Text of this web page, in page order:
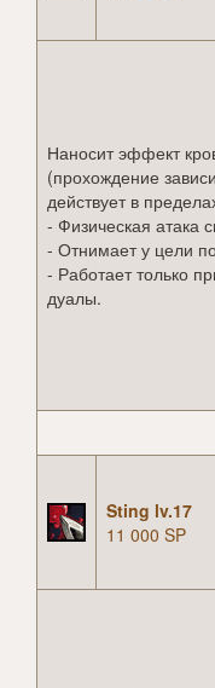
Наносит эффект
(прохождение
действует в
- Физическая атака
- Отнимает у цели
- Работает только
дуалы.
Sting lv.17
11 000 SP